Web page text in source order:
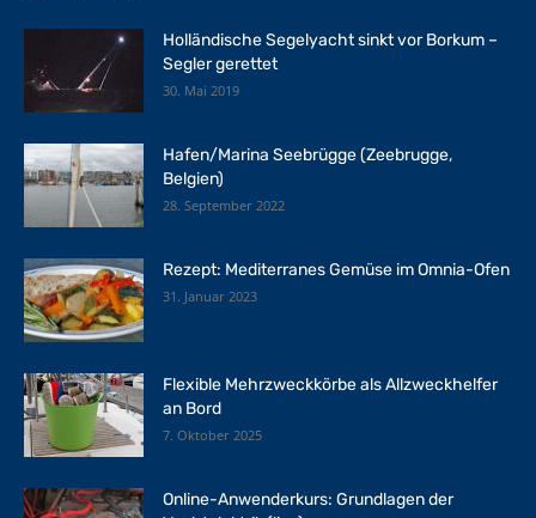
Holländische Segelyacht sinkt vor Borkum –
Segler gerettet
30. Mai 2019
Hafen/Marina Seebrügge (Zeebrugge,
Belgien)
28. September 2022
Rezept: Mediterranes Gemüse im Omnia-Ofen
31. Januar 2023
Flexible Mehrzweckkörbe als Allzweckhelfer
an Bord
7. Oktober 2025
Online-Anwenderkurs: Grundlagen der